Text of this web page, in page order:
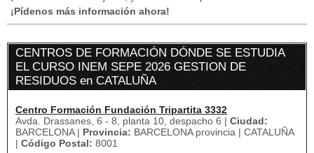
¡Pídenos más información ahora!
CENTROS DE FORMACIÓN DÓNDE SE ESTUDIA
EL CURSO INEM SEPE 2026 GESTION DE
RESIDUOS en CATALUÑA
Centro Formación Fundación Tripartita 3332
Avda. Drassanes, 6 - 8, planta 10, despacho 6 | Ciudad:
BARCELONA | Provincia: BARCELONA provincia | CATALUÑA
| Código Postal: 8001